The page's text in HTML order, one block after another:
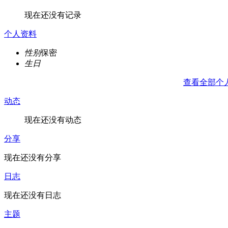
现在还没有记录
个人资料
性别保密
生日
查看全部个
动态
现在还没有动态
分享
现在还没有分享
日志
现在还没有日志
主题